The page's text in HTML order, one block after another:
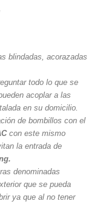
blindadas, acorazadas
todo lo que se
acoplar a las
en su domicilio.
de bombillos con el
con este mismo
la entrada de
denominadas
que se pueda
ya que al no tener